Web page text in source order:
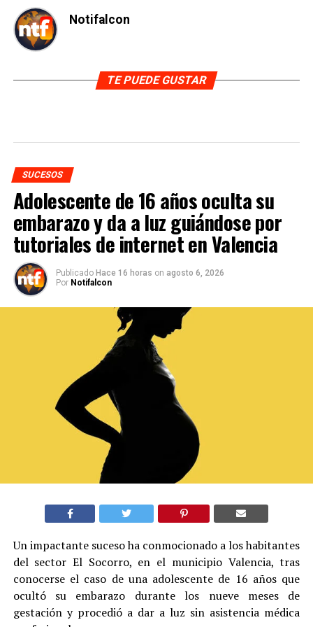
Notifalcon
TE PUEDE GUSTAR
SUCESOS
Adolescente de 16 años oculta su
embarazo y da a luz guiándose por
tutoriales de internet en Valencia
Publicado Hace 16 horas on agosto 6, 2026
Por Notifalcon
Un impactante suceso ha conmocionado a los habitantes
del sector El Socorro, en el municipio Valencia, tras
conocerse el caso de una adolescente de 16 años que
ocultó su embarazo durante los nueve meses de
gestación y procedió a dar a luz sin asistencia médica